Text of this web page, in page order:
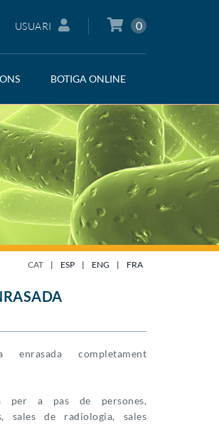
USUARI 0
BOTIGA ONLINE
CAT | ESP | ENG | FRA
completament
per a pas de persones,
sales de radiologia, sales